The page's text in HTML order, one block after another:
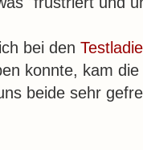
bei den
konnte, kam
beide sehr